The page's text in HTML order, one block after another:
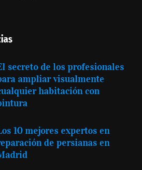
secreto de los profesionales
ampliar visualmente
habitación con
10 mejores expertos en
de persianas en